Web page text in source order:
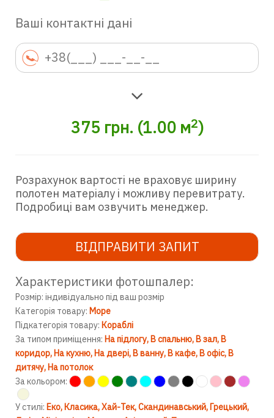
Ваші контактні дані
375 грн. (1.00м2)
Розрахунок вартості не враховує ширину
полотен матеріалу і можливу перевитрату.
Подробиці вам озвучить менеджер.
ВІДПРАВИТИ ЗАПИТ
Характеристики фотошпалер:
Розмір: індивідуально під ваш розмір
Категорія товару: Море
Підкатегорія товару: Кораблі
За типом приміщення: На підлогу В спальню В зал В
коридор На кухню На двері В ванну В кафе В офіс В
дитячу На потолок
За кольором:
У стилі: Еко Класика Хай-Тек Скандинавський Грецький